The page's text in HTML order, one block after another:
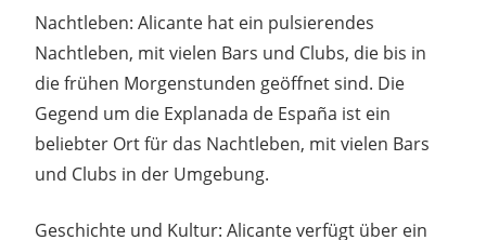
Nachtleben: Alicante hat ein pulsierendes
Nachtleben, mit vielen Bars und Clubs, die bis in
die frühen Morgenstunden geöffnet sind. Die
Gegend um die Explanada de España ist ein
beliebter Ort für das Nachtleben, mit vielen Bars
und Clubs in der Umgebung.
Geschichte und Kultur: Alicante verfügt über ein